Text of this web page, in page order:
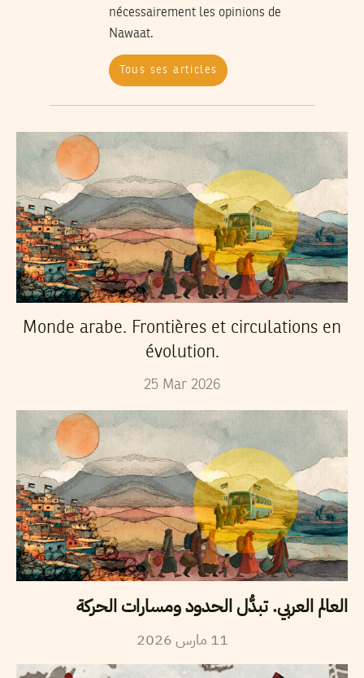
nécessairement les opinions de
Nawaat.
Tous ses articles
Monde arabe. Frontières et circulations en
évolution.
25 Mar 2026
العالم العربي. تبدُّل الحدود ومسارات الحركة
11 مارس2026